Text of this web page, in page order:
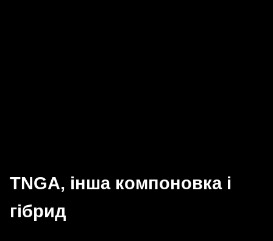
TNGA, інша компоновка і
гібрид